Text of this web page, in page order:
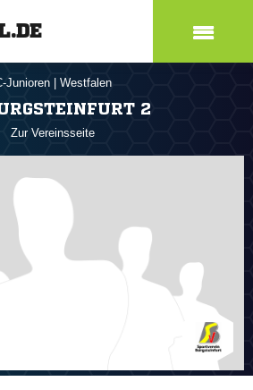
Junioren Westfalen
2
Zur Vereinsseite